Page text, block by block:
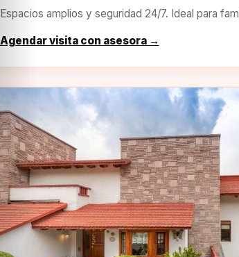
Espacios amplios y seguridad 24/7. Ideal para
Agendar visita con asesora →